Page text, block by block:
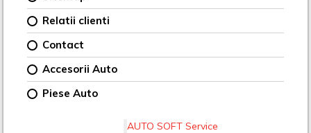
Relatii clienti
Contact
Accesorii Auto
Piese Auto
AUTO SOFT Service